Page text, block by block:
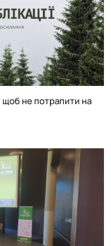
р.), випускник 1992 року.
Сергійович
2016 року.
(13.12.1973 -
1996 року.
щоб не потрапити на